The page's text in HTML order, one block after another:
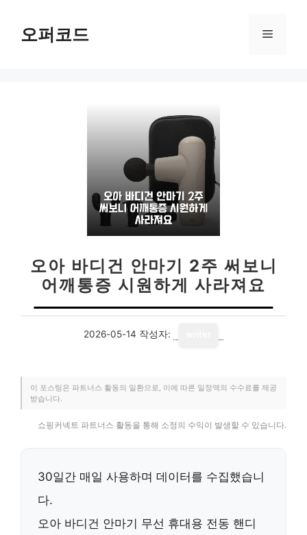
오퍼코드 메
오아 바디건 안마기 2주 써보니
어깨통증 시원하게 사라져요
2026-05-14 작성자:
이 포스팅은 파트너스 활동의 일환으로, 이에 따른 일정액의 수수료를 제공
받습니다.
쇼핑커넥트 파트너스 활동을 통해 소정의 수익이 발생할 수 있습니다.
30일간 매일 사용하며 데이터를 수집했습니
다.
오아 바디건 안마기 무선 휴대용 전동 핸디